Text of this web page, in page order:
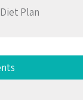
Plan